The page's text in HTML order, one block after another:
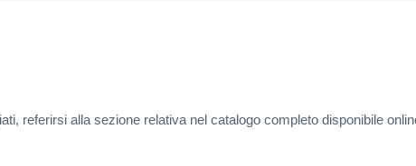
referirsi alla sezione relativa nel catalogo completo disponibile